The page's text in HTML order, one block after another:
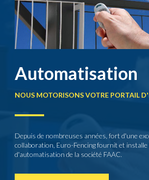
Euro-Fencing
Contact
Automatisation
NOUS MOTORISONS VOTRE PORTAIL
Depuis de nombreuses années, fort d'une
collaboration, Euro-Fencing fournit et installe
d'automatisation de la société FAAC.